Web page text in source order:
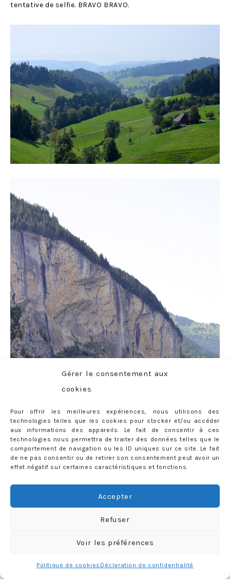
Gérer le consentement aux
cookies
Pour offrir les meilleures expériences, nous utilisons des
technologies telles que les cookies pour stocker et/ou accéder
aux informations des appareils. Le fait de consentir à ces
technologies nous permettra de traiter des données telles que le
comportement de navigation ou les ID uniques sur ce site. Le fait
de ne pas consentir ou de retirer son consentement peut avoir un
effet négatif sur certaines caractéristiques et fonctions.
Accepter
Refuser
Voir les préférences
Politique de cookies Déclaration de confidentialité
tentative de selfie. BRAVO BRAVO.